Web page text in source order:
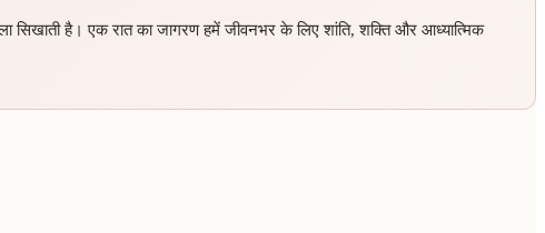
सिखाती है। एक रात का जागरण हमें जीवनभर के लिए शांति, शक्ति और आध्यात्मिक